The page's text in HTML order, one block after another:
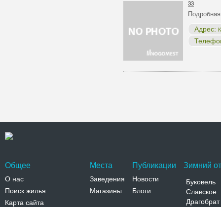
33
Адрес:
Общее
О нас
Поиск жилья
Карта сайта
Места
Заведения
Магазины
Публикации
Новости
Блоги
Зимний
Буковель
Славское
Драгобрат